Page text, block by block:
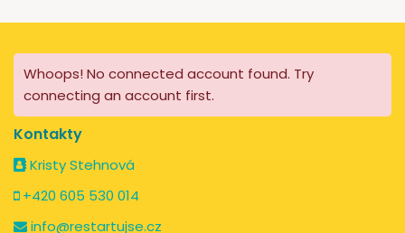
Whoops! No connected account found. Try
connecting an account first.
Kontakty
Kristy Stehnová
+420 605 530 014
info@restartujse.cz